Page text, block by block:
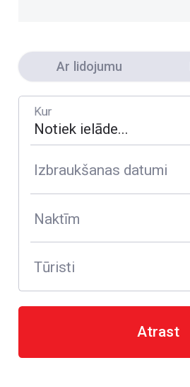
Ar lidojumu
Kur
Izbraukšanas datumi
Naktīm
Tūristi
Atrast